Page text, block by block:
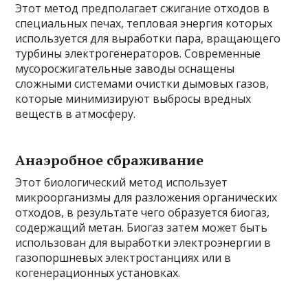
Этот метод предполагает сжигание отходов в
специальных печах, тепловая энергия которых
используется для выработки пара, вращающего
турбины электрогенераторов. Современные
мусоросжигательные заводы оснащены
сложными системами очистки дымовых газов,
которые минимизируют выбросы вредных
веществ в атмосферу.
Анаэробное сбраживание
Этот биологический метод использует
микроорганизмы для разложения органических
отходов, в результате чего образуется биогаз,
содержащий метан. Биогаз затем может быть
использован для выработки электроэнергии в
газопоршневых электростанциях или в
когенерационных установках.